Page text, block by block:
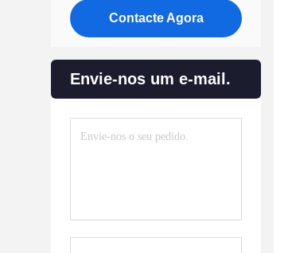
Contacte Agora
Envie-nos um e-mail.